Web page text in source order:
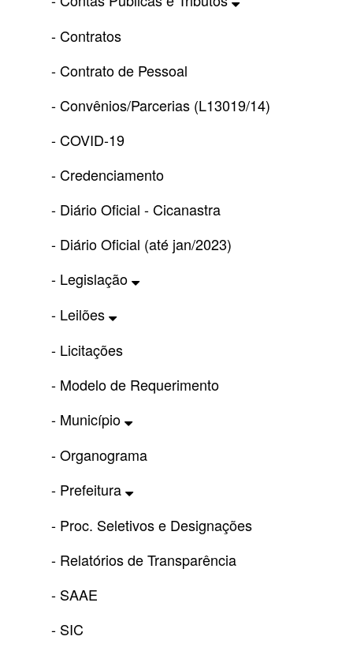
- Contratos
- Contrato de Pessoal
- Convênios/Parcerias (L13019/14)
- COVID-19
- Credenciamento
- Diário Oficial - Cicanastra
- Diário Oficial (até jan/2023)
- Legislação
- Leilões
- Licitações
- Modelo de Requerimento
- Município
- Organograma
- Prefeitura
- Proc. Seletivos e Designações
- Relatórios de Transparência
- SAAE
- SIC